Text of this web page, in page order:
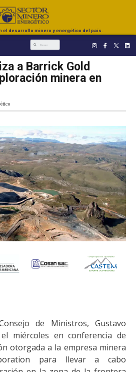
el desarrollo minero y energético del país.
a Barrick Gold
minera en
de Ministros, Gustavo
miércoles en conferencia de
otorgada a la empresa minera
para llevar a cabo